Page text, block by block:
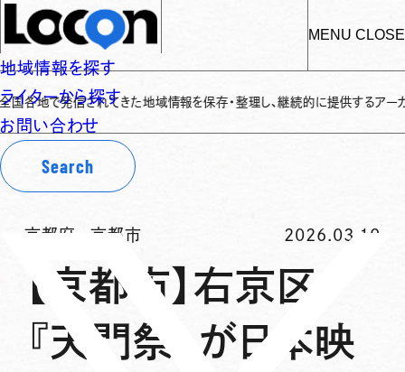
MENU CLOSE
地域情報を探す
ライターから探す
お問い合わせ
Search
信されてきた地域情報を保存・整理し、継続的に提供するアーカイブサイト
京都府 -京都市 2026.03.19
【京都市】右京区
『天門祭』が日本映